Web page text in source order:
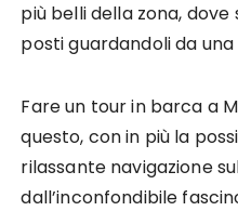
più belli della zona, dove
posti guardandoli da
Fare un tour in barca a
questo, con in più la
rilassante navigazione
dall’inconfondibile